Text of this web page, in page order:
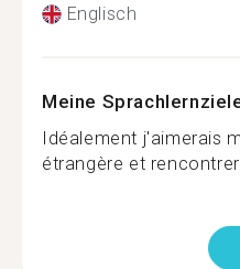
Englisch
Meine
Idéalement j'aimerais
étrangère et